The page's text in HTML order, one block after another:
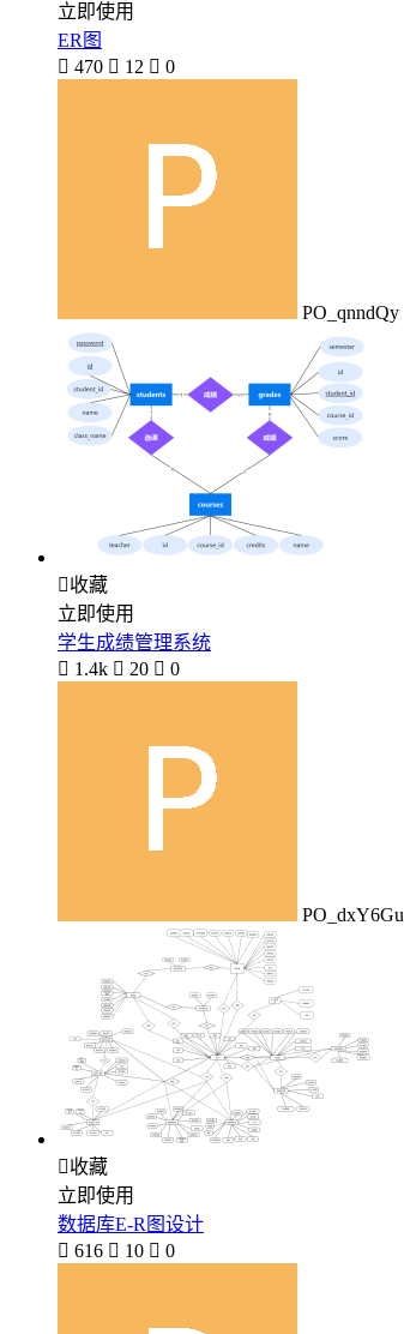
立即使用
ER图
 470  12  0
PO_qnndQy
收藏
立即使用
学生成绩管理系统
 1.4k  20  0
PO_dxY6Gu
收藏
立即使用
数据库E-R图设计
 616  10  0